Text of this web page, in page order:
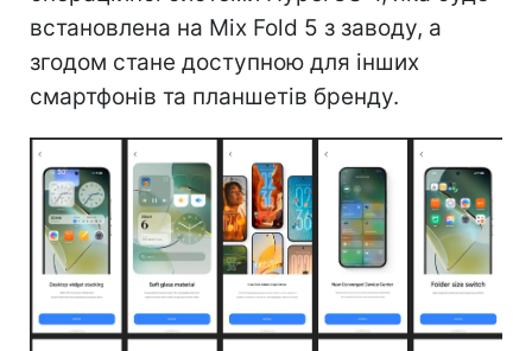
встановлена на Mix Fold 5 з заводу, а
згодом стане доступною для інших
смартфонів та планшетів бренду.